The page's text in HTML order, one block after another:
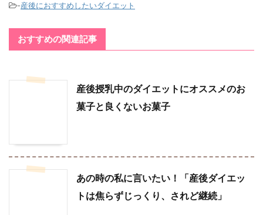
-産後におすすめしたいダイエット
おすすめの関連記事
産後授乳中のダイエットにオススメのお
菓子と良くないお菓子
あの時の私に言いたい！「産後ダイエッ
トは焦らずじっくり、されど継続」